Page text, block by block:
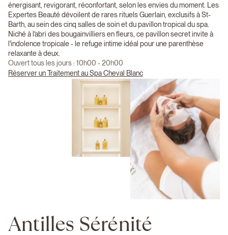
énergisant, revigorant, réconfortant, selon les envies du moment. Les
Expertes Beauté dévoilent de rares rituels Guerlain, exclusifs à St-
Barth, au sein des cinq salles de soin et du pavillon tropical du spa.
Niché à l'abri des bougainvilliers en fleurs, ce pavillon secret invite à
l'indolence tropicale - le refuge intime idéal pour une parenthèse
relaxante à deux.
Ouvert tous les jours : 10h00 - 20h00
Réserver un Traitement au Spa Cheval Blanc
Antilles Sérénité